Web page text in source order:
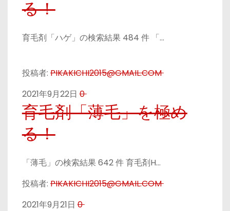
る！
育毛剤「ハゲ」の検索結果 484 件 「…
投稿者: PIKAKICHI2015@GMAIL.COM
2021年9月22日0
育毛剤「薄毛」を極め
る！
「薄毛」の検索結果 642 件 育毛剤H…
投稿者: PIKAKICHI2015@GMAIL.COM
2021年9月21日0